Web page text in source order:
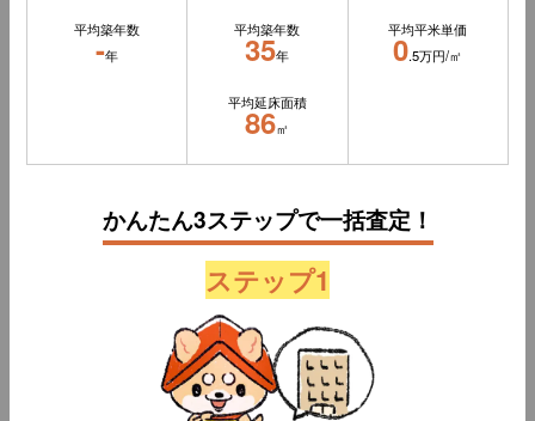
平均築年数
-年
平均築年数
35年
平均延床面積
86㎡
平均平米単価
0.5万円/㎡
かんたん3ステップで一括査定！
ステップ1